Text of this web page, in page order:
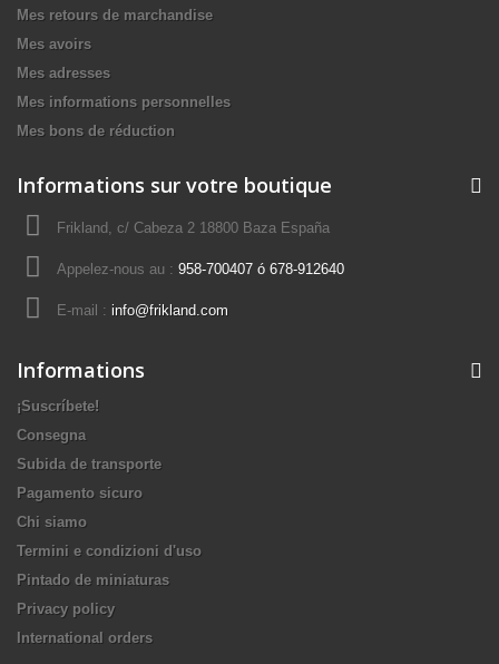
Mes retours de marchandise
Mes avoirs
Mes adresses
Mes informations personnelles
Mes bons de réduction
Informations sur votre boutique
Frikland, c/ Cabeza 2 18800 Baza España
Appelez-nous au : 958-700407 ó 678-912640
E-mail : info@frikland.com
Informations
¡Suscríbete!
Consegna
Subida de transporte
Pagamento sicuro
Chi siamo
Termini e condizioni d'uso
Pintado de miniaturas
Privacy policy
International orders